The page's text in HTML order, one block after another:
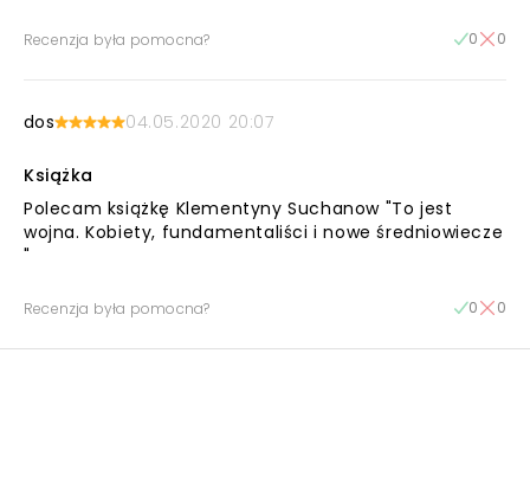
Recenzja była pomocna? 0 0
dos 04.05.2020 20:07
Książka
Polecam książkę Klementyny Suchanow "To jest
wojna. Kobiety, fundamentaliści i nowe średniowiecze
"
Recenzja była pomocna? 0 0